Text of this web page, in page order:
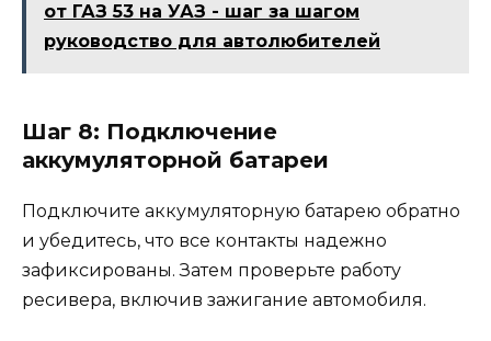
от ГАЗ 53 на УАЗ - шаг за шагом
руководство для автолюбителей
Шаг 8: Подключение
аккумуляторной батареи
Подключите аккумуляторную батарею обратно
и убедитесь, что все контакты надежно
зафиксированы. Затем проверьте работу
ресивера, включив зажигание автомобиля.